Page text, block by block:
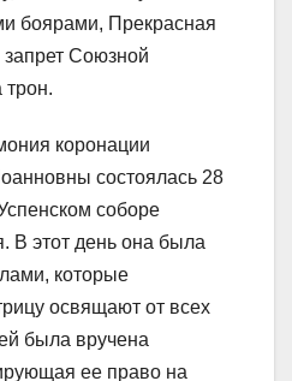
боярами, Прекрасная
Союзной
трон.
коронации
состоялась 28
соборе
В этот день она была
которые
освящают от всех
была вручена
ее право на